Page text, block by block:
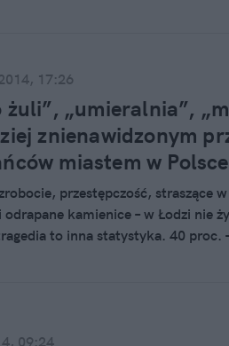
17:26
żuli”, „umieralnia”,
znienawidzonym
miastem w Polsce
przestępczość, straszące
kamienice – w Łodzi nie
to inna statystyka. 40 proc.
09:24